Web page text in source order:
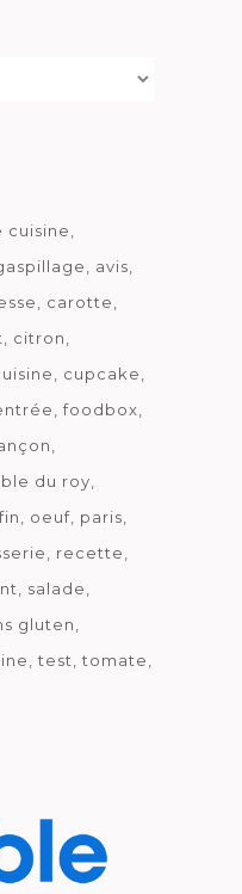
cuisine
avis
carotte
citron
cupcake
foodbox
du roy
oeuf paris
recette
salade
gluten
test
tomate